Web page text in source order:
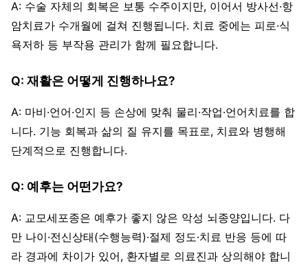
A: 수술 자체의 회복은 보통 수주이지만, 이어서 방사선·항
암치료가 수개월에 걸쳐 진행됩니다. 치료 중에는 피로·식
욕저하 등 부작용 관리가 함께 필요합니다.
Q: 재활은 어떻게 진행하나요?
A: 마비·언어·인지 등 손상에 맞춰 물리·작업·언어치료를 합
니다. 기능 회복과 삶의 질 유지를 목표로, 치료와 병행해
단계적으로 진행합니다.
Q: 예후는 어떤가요?
A: 교모세포종은 예후가 좋지 않은 악성 뇌종양입니다. 다
만 나이·전신상태(수행능력)·절제 정도·치료 반응 등에 따
라 경과에 차이가 있어, 환자별로 의료진과 상의해야 합니